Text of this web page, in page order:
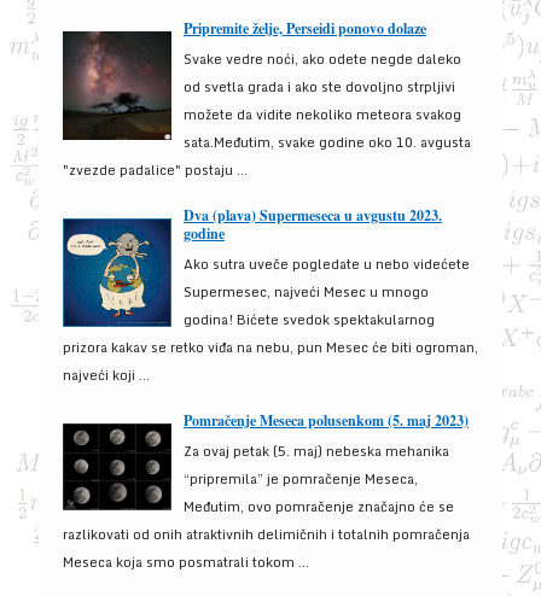
Pripremite želje, Perseidi ponovo dolaze
Svake vedre noći, ako odete negde daleko
od svetla grada i ako ste dovoljno strpljivi
možete da vidite nekoliko meteora svakog
sata.Međutim, svake godine oko 10. avgusta
"zvezde padalice" postaju ...
Dva (plava) Supermeseca u avgustu 2023.
godine
Ako sutra uveče pogledate u nebo videćete
Supermesec, najveći Mesec u mnogo
godina! Bićete svedok spektakularnog
prizora kakav se retko viđa na nebu, pun Mesec će biti ogroman,
najveći koji ...
Pomračenje Meseca polusenkom (5. maj 2023)
Za ovaj petak (5. maj) nebeska mehanika
“pripremila” je pomračenje Meseca,
Međutim, ovo pomračenje značajno će se
razlikovati od onih atraktivnih delimičnih i totalnih pomračenja
Meseca koja smo posmatrali tokom ...